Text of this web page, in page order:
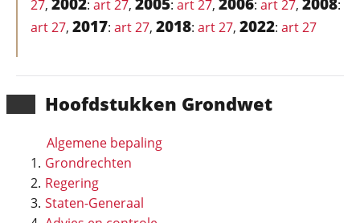
Hoofd­stukken Grondwet
Algemene bepaling
Grondrechten
Regering
Staten-Generaal
27, : art 27, : art 27, : art 27,
:
art 27, 2017: art 27, 2018: art 27, 2022: art 27